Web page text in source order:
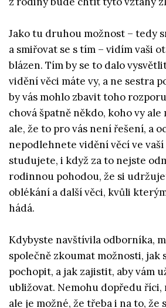
Jako tu druhou možnost – tedy
a smiřovat se s tím – vidím vaši
blázen. Tím by se to dalo
vidění věci máte vy, a ne sestra
by vás mohlo zbavit toho
chová špatně někdo, koho vy
ale, že to pro vás není řešení, a
nepodlehnete vidění věcí ve
studujete, i když za to nejste
rodinnou pohodou, že si
oblékání a další věci, kvůli
hádá.
Kdybyste navštívila odborníka,
společně zkoumat možnosti, jak
pochopit, a jak zajistit, aby vám
ubližovat. Nemohu dopředu říci,
ale je možné, že třeba i na to, že